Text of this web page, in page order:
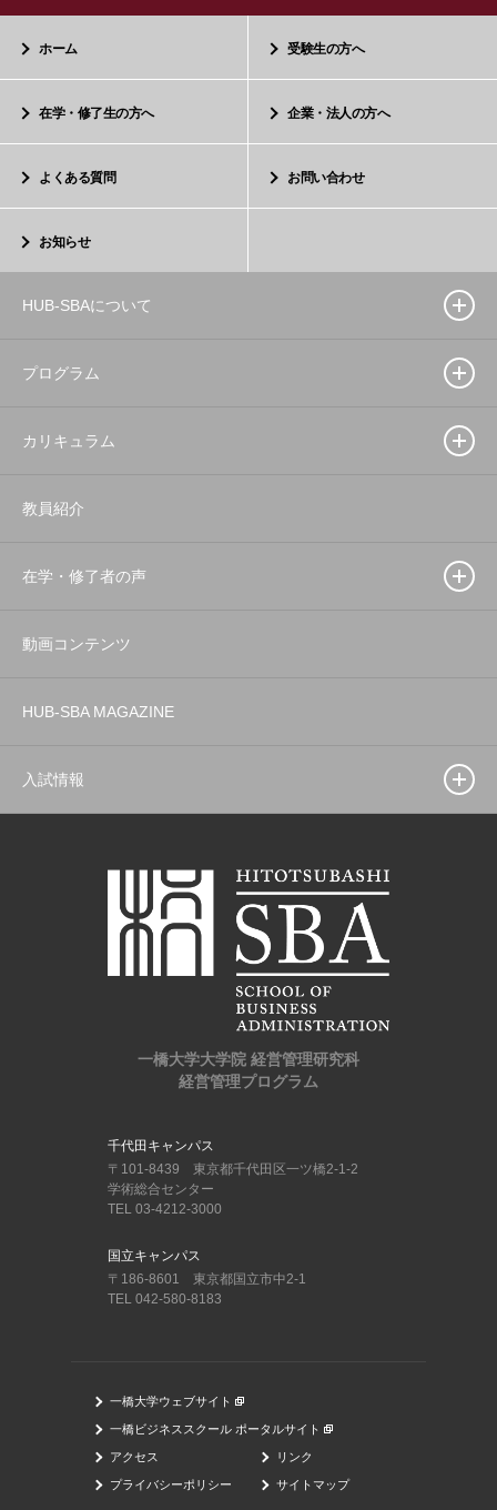
ホーム 受験生の方へ
在学・修了生の方へ 企業・法人の方へ
よくある質問 お問い合わせ
お知らせ
HUB-SBAについて
プログラム
カリキュラム
教員紹介
在学・修了者の声
動画コンテンツ
HUB-SBA MAGAZINE
入試情報
一橋大学大学院 経営管理研究科
経営管理プログラム
千代田キャンパス
〒101-8439 東京都千代田区一ツ橋2-1-2
学術総合センター
TEL 03-4212-3000
国立キャンパス
〒186-8601 東京都国立市中2-1
TEL 042-580-8183
一橋大学ウェブサイト
一橋ビジネススクール ポータルサイト
アクセス リンク
プライバシーポリシー サイトマップ